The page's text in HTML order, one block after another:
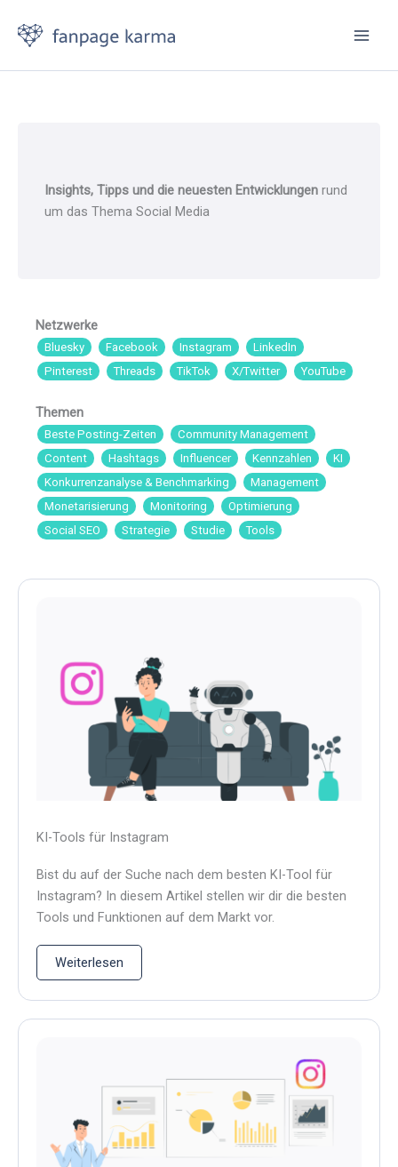
Inhalt
springen
Insights, Tipps und die neuesten Entwicklungen rund
um das Thema Social Media
Netzwerke
Bluesky Facebook Instagram
LinkedIn
Pinterest
Threads TikTok X/Twitter YouTube
Themen
Beste Posting-Zeiten
Community Management
Content
Hashtags Influencer Kennzahlen
KI
Konkurrenzanalyse & Benchmarking
Management
Monetarisierung
Monitoring
Optimierung
Social SEO
Strategie Studie Tools
KI-Tools für Instagram
Bist du auf der Suche nach dem besten KI-Tool für
Instagram? In diesem Artikel stellen wir dir die besten
Tools und Funktionen auf dem Markt vor.
Weiterlesen